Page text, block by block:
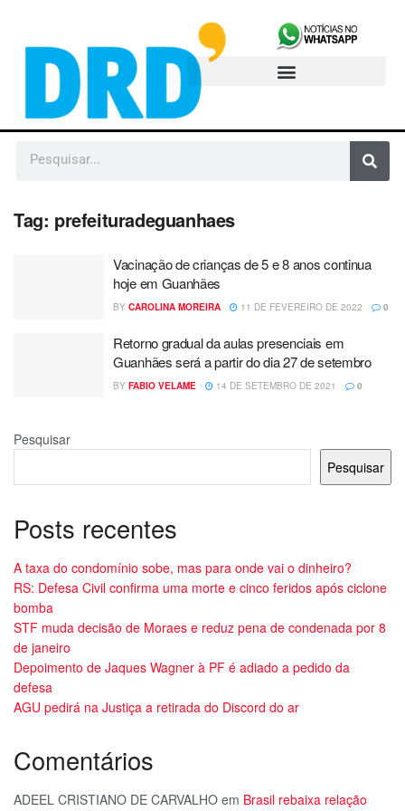
Tag: prefeituradeguanhaes
Vacinação de crianças de 5 e 8 anos continua
hoje em Guanhães
BY CAROLINA MOREIRA 11 DE FEVEREIRO DE 2022 0
Retorno gradual da aulas presenciais em
Guanhães será a partir do dia 27 de setembro
BY FABIO VELAME 14 DE SETEMBRO DE 2021 0
Pesquisar
Pesquisar
Posts recentes
A taxa do condomínio sobe, mas para onde vai o dinheiro?
RS: Defesa Civil confirma uma morte e cinco feridos após ciclone
bomba
STF muda decisão de Moraes e reduz pena de condenada por 8
de janeiro
Depoimento de Jaques Wagner à PF é adiado a pedido da
defesa
AGU pedirá na Justiça a retirada do Discord do ar
Comentários
ADEEL CRISTIANO DE CARVALHO em Brasil rebaixa relação